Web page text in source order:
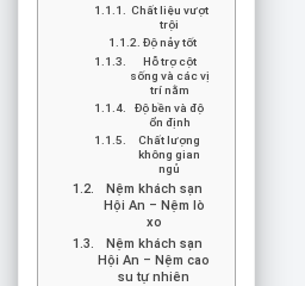
Chất liệu vượt
trội
Độ nảy tốt
Hỗ trợ cột
sống và các vị
trí nằm
Độ bền và độ
ổn định
Chất lượng
không gian
ngủ
Nệm khách sạn
Hội An – Nệm lò
xo
Nệm khách sạn
Hội An – Nệm cao
su tự nhiên